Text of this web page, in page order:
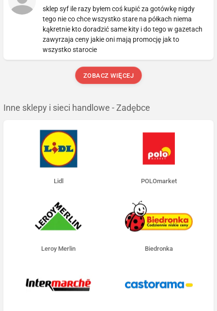
sklep syf ile razy byłem coś kupić za gotówkę nigdy
tego nie co chce wszystko stare na półkach niema
kąkretnie kto doradzić same kity i do tego w gazetach
zawyrzaja ceny jakie oni mają promocję jak to
wszystko starocie
ZOBACZ WIĘCEJ
Inne sklepy i sieci handlowe - Zadębce
Lidl POLOmarket
Leroy Merlin Biedronka